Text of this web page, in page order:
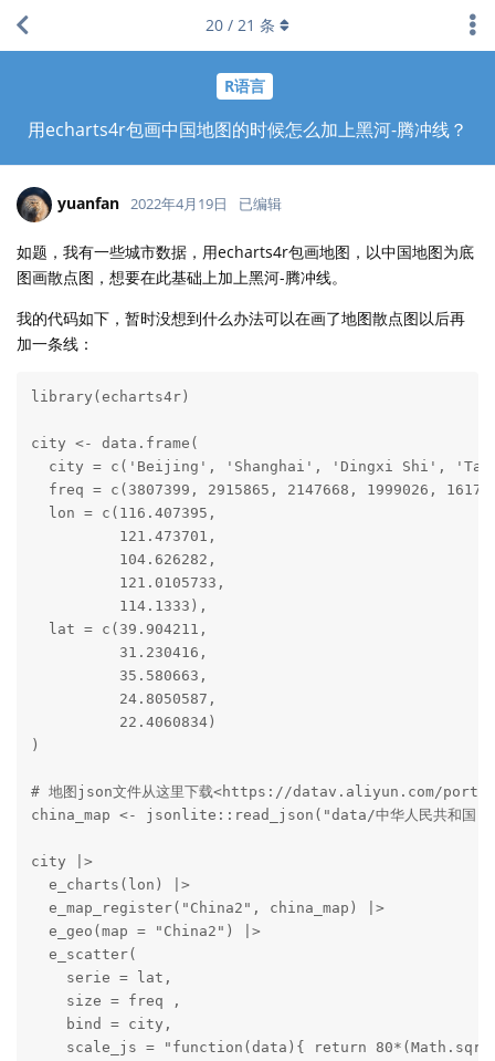
R语言
用echarts4r包画中国地图的时候怎么加上黑河-腾冲线？
20 / 21 条
yuanfan 2022年4月19日 已编辑
如题，我有一些城市数据，用echarts4r包画地图，以中国地图为底
图画散点图，想要在此基础上加上黑河-腾冲线。
我的代码如下，暂时没想到什么办法可以在画了地图散点图以后再
加一条线：
library(echarts4r)
city <- data.frame(
city = c('Beijing', 'Shanghai', 'Dingxi Shi',
freq = c(3807399, 2915865, 2147668, 1999026,
  lon = c(116.407395,
          121.473701,
          104.626282,
          121.0105733,
          114.1333),
  lat = c(39.904211,
          31.230416,
          35.580663,
          24.8050587,
          22.4060834)
)
# 地图json文件从这里下载<https://datav.aliyun.com/
china_map <- jsonlite::read_json("data/中华人民共和国
city |>
  e_charts(lon) |>
  e_map_register("China2", china_map) |>
  e_geo(map = "China2") |>
  e_scatter(
    serie = lat,
    size = freq ,
    bind = city,
scale_js = "function(data){ return